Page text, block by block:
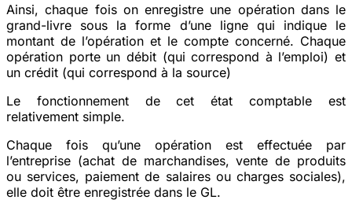
Ainsi, chaque fois on enregistre une opération dans le
grand-livre sous la forme d’une ligne qui indique le
montant de l’opération et le compte concerné. Chaque
opération porte un débit (qui correspond à l’emploi) et
un crédit (qui correspond à la source)
Le fonctionnement de cet état comptable est
relativement simple.
Chaque fois qu’une opération est effectuée par
l’entreprise (achat de marchandises, vente de produits
ou services, paiement de salaires ou charges sociales),
elle doit être enregistrée dans le GL.